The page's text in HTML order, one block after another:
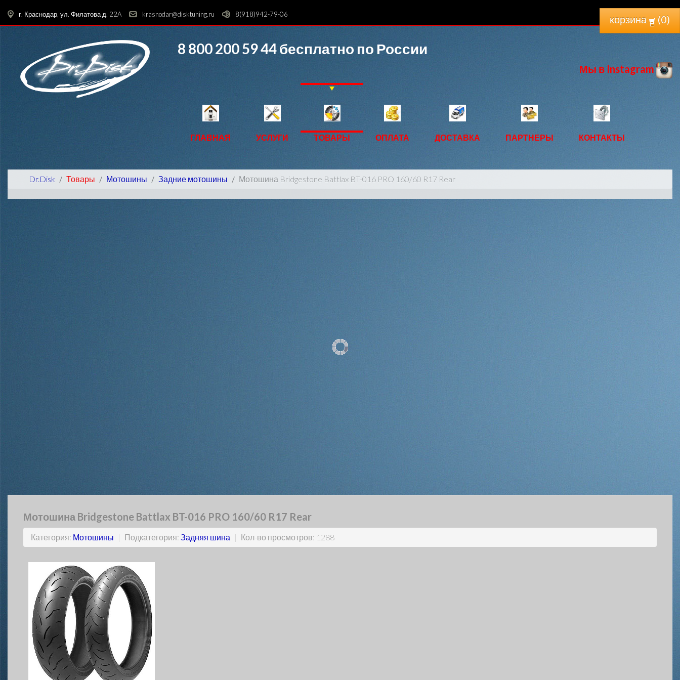
г. Краснодар, ул. Филатова д. 22A krasnodar@disktuning.ru 8(918)942-79-06 корзина (0)
8 800 200 59 44бесплатно по России
Мы в Instagram
ГЛАВНАЯ УСЛУГИ ТОВАРЫ ОПЛАТА ДОСТАВКА ПАРТНЕРЫ КОНТАКТЫ
Dr.Disk Товары Мотошины Задние мотошины Мотошина Bridgestone Battlax BT-016 PRO 160/60 R17 Rear
Мотошина Bridgestone Battlax BT-016 PRO 160/60 R17 Rear
Категория: Мотошины | Подкатегория: Задняя шина | Кол-во просмотров: 1288